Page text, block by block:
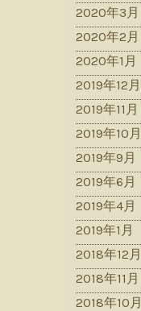
2020年3月
2020年2月
2020年1月
2019年12月
2019年11月
2019年10月
2019年9月
2019年6月
2019年4月
2019年1月
2018年12月
2018年11月
2018年10月